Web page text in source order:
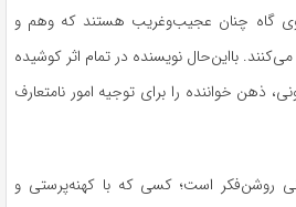
گاه چنان عجیب‌وغریب هستند که وهم و
بااین‌حال نویسنده در تمام اثر کوشیده
ذهن خواننده را برای توجیه امور نامتعارف
روشن‌فکر است؛ کسی که با کهنه‌پرستی و